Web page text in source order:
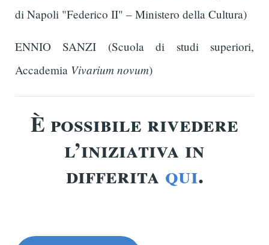
di Napoli "Federico II" – Ministero della Cultura)
ENNIO SANZI (Scuola di studi superiori,
Accademia Vivarium novum)
È possibile rivedere
l’iniziativa in
differita qui.